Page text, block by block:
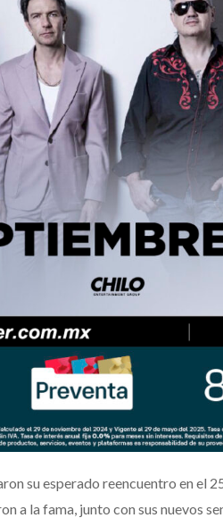
su esperado reencuentro en el
a la fama, junto con sus nuevos
Dos Equis 2026: La
celebración sonora
transformará las
de Boca del Río y
Edwin Jimenez Julio 13, 2026